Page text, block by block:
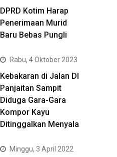
DPRD Kotim Harap
Penerimaan Murid
Baru Bebas Pungli
Rabu, 4 Oktober 2023
Kebakaran di Jalan DI
Panjaitan Sampit
Diduga Gara-Gara
Kompor Kayu
Ditinggalkan Menyala
Minggu, 3 April 2022